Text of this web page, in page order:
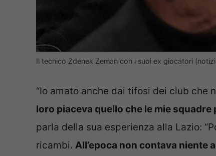
Il tecnico Zdenek Zeman con i suoi ex giocatori
“Io amato anche dai tifosi dei club che
loro piaceva quello che le mie squadre
parla della sua esperienza alla Lazio:
ricambi. All’epoca non contava niente